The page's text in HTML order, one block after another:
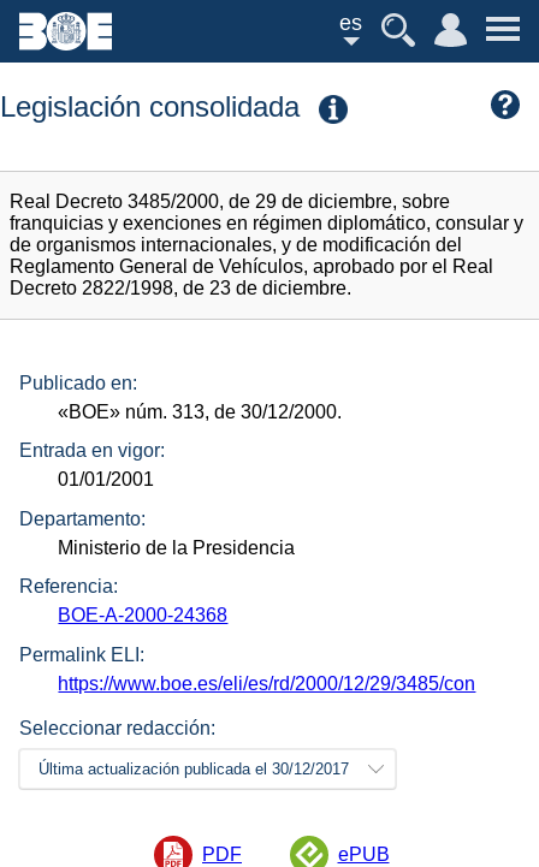
es
Legislación consolidada
Real Decreto 3485/2000, de 29 de diciembre, sobre
franquicias y exenciones en régimen diplomático, consular y
de organismos internacionales, y de modificación del
Reglamento General de Vehículos, aprobado por el Real
Decreto 2822/1998, de 23 de diciembre.
Publicado en:
«BOE» núm. 313, de 30/12/2000.
Entrada en vigor:
01/01/2001
Departamento:
Ministerio de la Presidencia
Referencia:
BOE-A-2000-24368
Permalink ELI:
https://www.boe.es/eli/es/rd/2000/12/29/3485/con
Seleccionar redacción:
Última actualización publicada el 30/12/2017
PDF ePUB